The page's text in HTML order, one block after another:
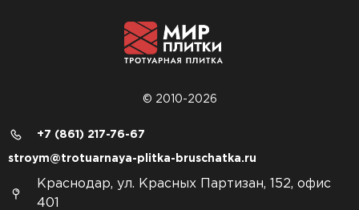
© 2010-2026
+7 (861) 217-76-67
stroym@trotuarnaya-plitka-bruschatka.ru
Краснодар, ул. Красных Партизан, 152, офис
401